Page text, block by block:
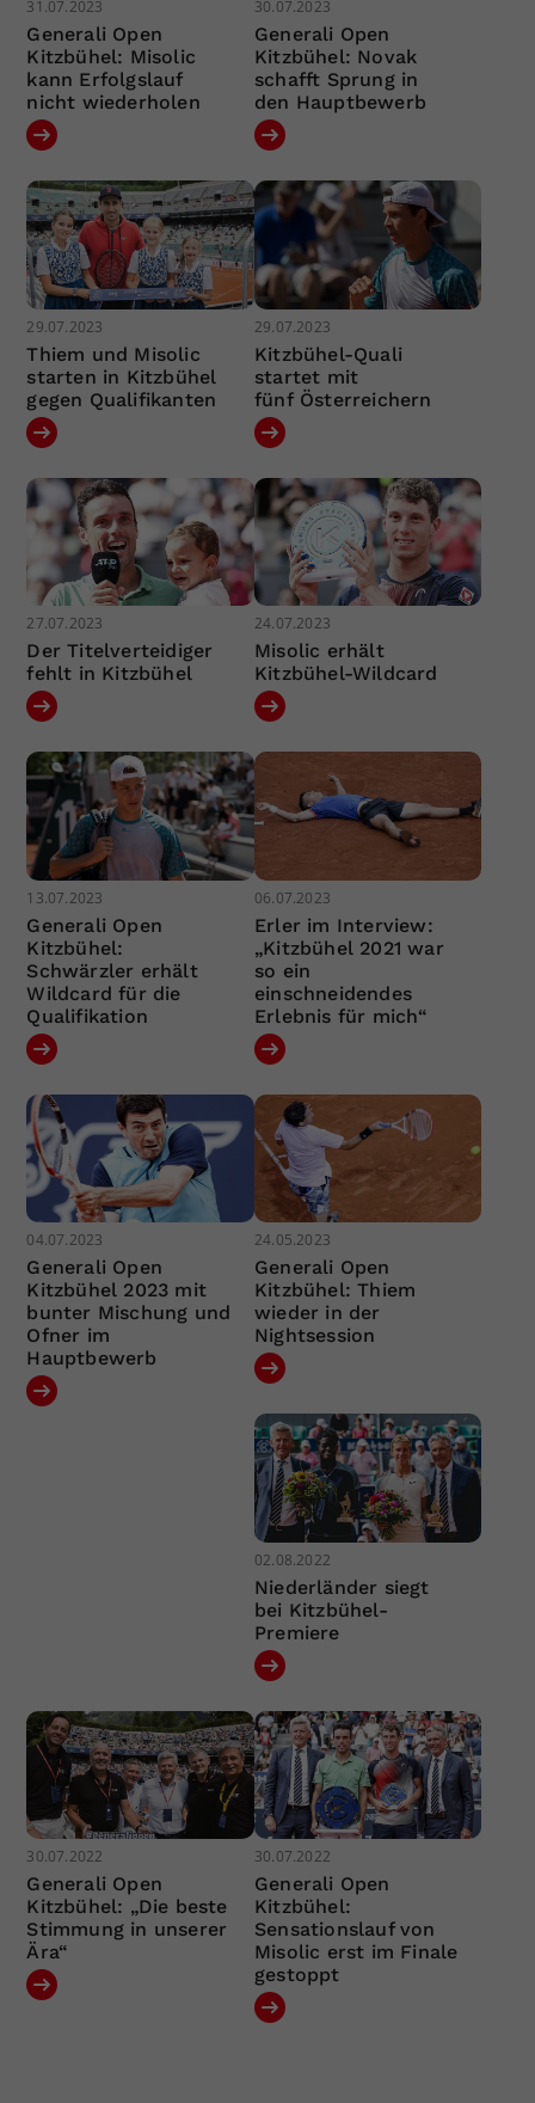
31.07.2023
Generali Open
Kitzbühel: Misolic
kann Erfolgslauf
nicht wiederholen
30.07.2023
Generali Open
Kitzbühel: Novak
schafft Sprung in
den Hauptbewerb
29.07.2023
Thiem und Misolic
starten in Kitzbühel
gegen Qualifikanten
29.07.2023
Kitzbühel-Quali
startet mit
fünf Österreichern
27.07.2023
Der Titelverteidiger
fehlt in Kitzbühel
24.07.2023
Misolic erhält
Kitzbühel-Wildcard
13.07.2023
Generali Open
Kitzbühel:
Schwärzler erhält
Wildcard für die
Qualifikation
06.07.2023
Erler im Interview:
„Kitzbühel 2021 war
so ein
einschneidendes
Erlebnis für mich“
04.07.2023
Generali Open
Kitzbühel 2023 mit
bunter Mischung und
Ofner im
Hauptbewerb
24.05.2023
Generali Open
Kitzbühel: Thiem
wieder in der
Nightsession
02.08.2022
Niederländer siegt
bei Kitzbühel-
Premiere
30.07.2022
Generali Open
Kitzbühel: „Die beste
Stimmung in unserer
Ära“
30.07.2022
Generali Open
Kitzbühel:
Sensationslauf von
Misolic erst im Finale
gestoppt